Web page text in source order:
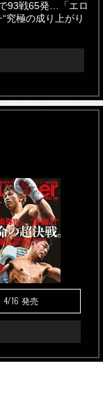
93戦65発…「エロ
究極の成り上がり
4/16 発売